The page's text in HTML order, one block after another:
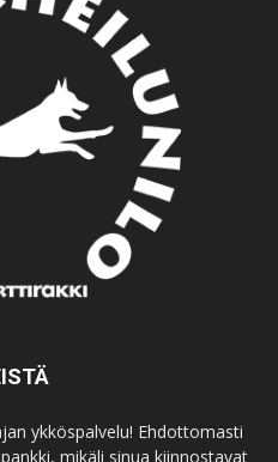
ykköspalvelu! Ehdottomasti
mikäli sinua kiinnostavat